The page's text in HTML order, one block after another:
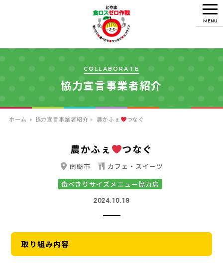
MENU
COLLABORATE
協力宣言事業者紹介
ホーム 協力宣言事業者紹介 農かふぇ つなぐ
農かふぇ つなぐ
南砺市
カフェ・スイーツ
食べきりサイズメニュー協力店
2024.10.18
取り組み内容